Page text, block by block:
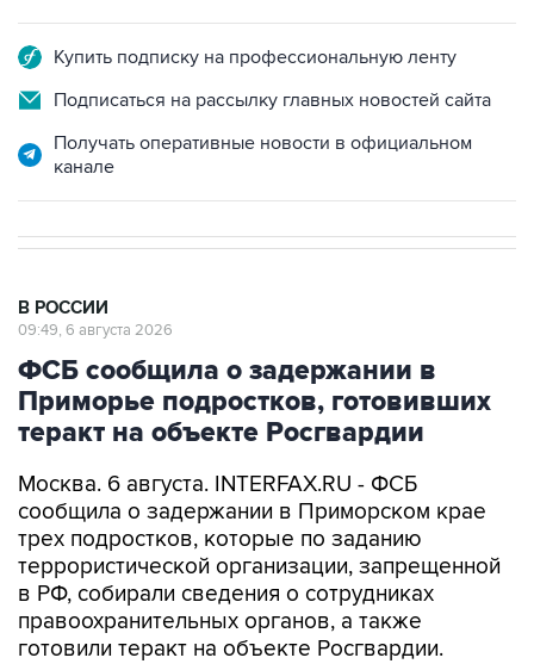
Купить подписку на профессиональную ленту
Подписаться на рассылку главных новостей сайта
Получать оперативные новости в официальном
канале
В РОССИИ
09:49, 6 августа 2026
ФСБ сообщила о задержании в
Приморье подростков, готовивших
теракт на объекте Росгвардии
Москва. 6 августа. INTERFAX.RU - ФСБ
сообщила о задержании в Приморском крае
трех подростков, которые по заданию
террористической организации, запрещенной
в РФ, собирали сведения о сотрудниках
правоохранительных органов, а также
готовили теракт на объекте Росгвардии.